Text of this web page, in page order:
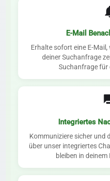
E-Mail
Erhalte sofort eine E-
deiner Suchanfrage
Suchanfrage für
Integriertes
Kommuniziere sicher und
über unser integriertes
bleiben in